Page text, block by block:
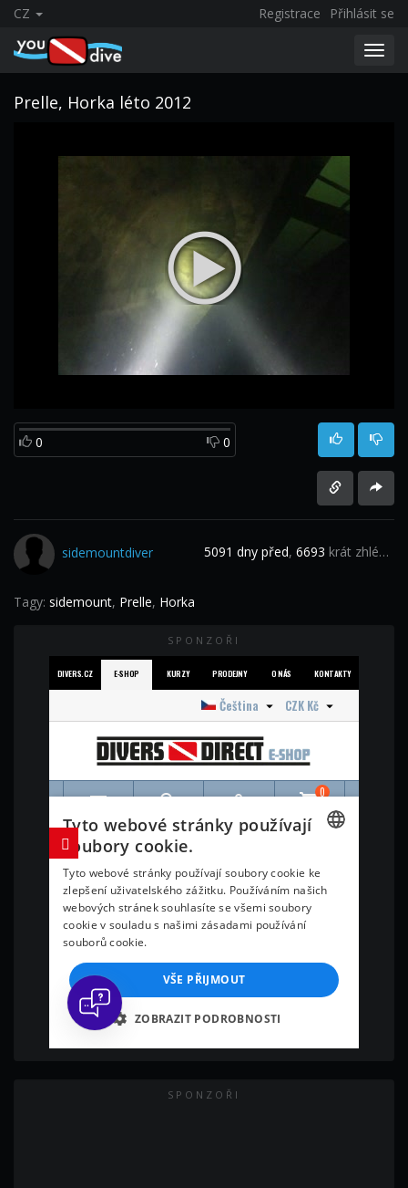
CZ Registrace Přihlásit se
Prelle, Horka léto 2012
0 0
sidemountdiver 5091 dny před, 6693 krát zhlédnuto
Tagy: sidemount, Prelle, Horka
SPONZOŘI
SPONZOŘI